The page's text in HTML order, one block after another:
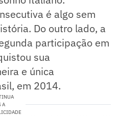
é algo sem
Do outro lado, a
participação em
sua
e única
em 2014.
A